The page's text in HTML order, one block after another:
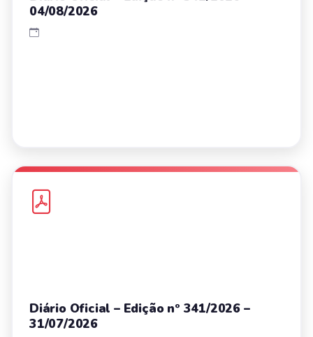
04/08/2026
Diário Oficial – Edição nº 341/2026 –
31/07/2026